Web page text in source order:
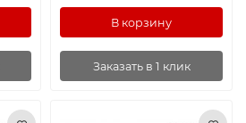
В корзину
Заказать в 1 клик